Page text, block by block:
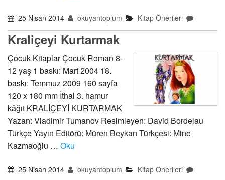
25 Nisan 2014 okuyantoplum Kitap Önerileri
Kraliçeyi Kurtarmak
Çocuk Kitaplar Çocuk Roman 8-
12 yaş 1 baskı: Mart 2004 18.
baskı: Temmuz 2009 160 sayfa
120 x 180 mm İthal 3. hamur
kâğıt KRALİÇEYİ KURTARMAK
Yazan: Vladimir Tumanov Resimleyen: David Bordelau
Türkçe Yayın Editörü: Müren Beykan Türkçesi: Mine
Kazmaoğlu … Oku
25 Nisan 2014 okuyantoplum Kitap Önerileri